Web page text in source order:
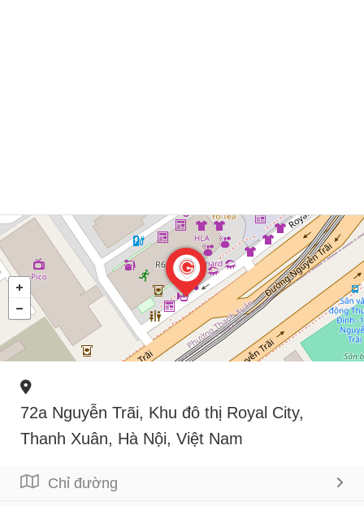
72a Nguyễn Trãi, Khu đô thị Royal City,
Thanh Xuân, Hà Nội, Việt Nam
Chỉ đường